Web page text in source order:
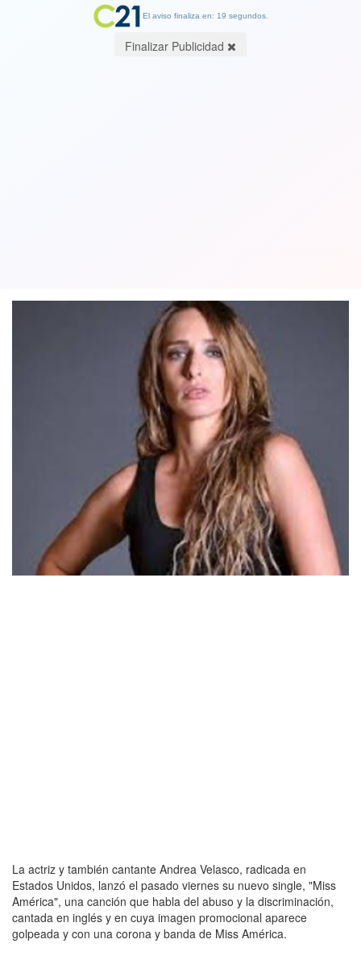
La actriz y también cantante Andrea Velasco, radicada en
Estados Unidos, lanzó el pasado viernes su nuevo single, "Miss
América", una canción que habla del abuso y la discriminación,
cantada en inglés y en cuya imagen promocional aparece
golpeada y con una corona y banda de Miss América.
El aviso finaliza en: 19 segundos.
Finalizar Publicidad